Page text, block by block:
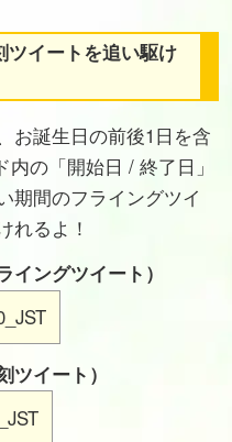
ツイートを追い駆け
お誕生日の前後1日を含
の「開始日 / 終了日」
期間のフライングツイ
れるよ！
ングツイート）
イート）